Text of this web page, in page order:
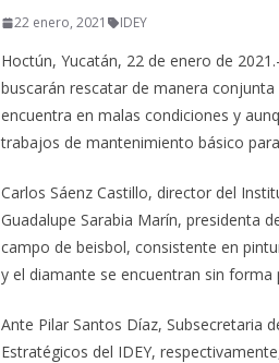
22 enero, 2021 IDEY
Hoctún, Yucatán, 22 de enero de
buscarán rescatar de manera
encuentra en malas condiciones y
trabajos de mantenimiento básico
Carlos Sáenz Castillo, director del
Guadalupe Sarabia Marín, presidenta
campo de beisbol, consistente en
y el diamante se encuentran sin
Ante Pilar Santos Díaz, Subsecretaria
Estratégicos del IDEY,